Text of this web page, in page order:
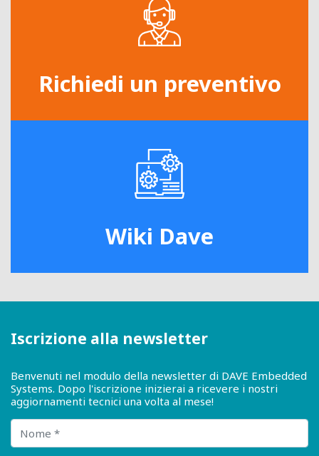
Richiedi un preventivo
Wiki Dave
Iscrizione alla newsletter
Benvenuti nel modulo della newsletter di DAVE Embedded
Systems. Dopo l'iscrizione inizierai a ricevere i nostri
aggiornamenti tecnici una volta al mese!
Nome